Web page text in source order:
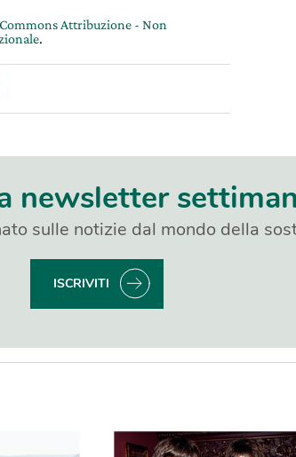
Attribuzione - Non
.
newsletter
sulle notizie dal mondo della
ISCRIVITI